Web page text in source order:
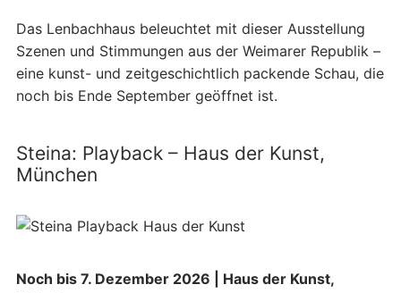
Das Lenbachhaus beleuchtet mit dieser Ausstellung
Szenen und Stimmungen aus der Weimarer Republik –
eine kunst- und zeitgeschichtlich packende Schau, die
noch bis Ende September geöffnet ist.
Steina: Playback – Haus der Kunst,
München
Noch bis 7. Dezember 2026 | Haus der Kunst,